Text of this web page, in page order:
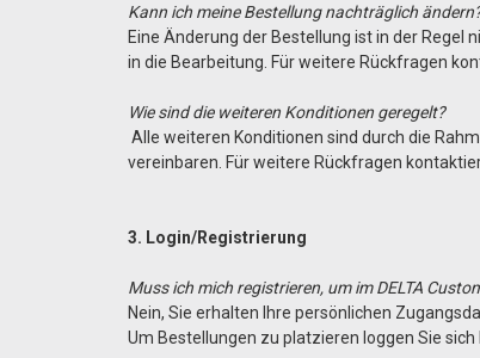
Kann ich meine Bestellung nachträglich
Eine Änderung der Bestellung ist in der
in die Bearbeitung. Für weitere Rückfragen
Wie sind die weiteren Konditionen geregelt?
Alle weiteren Konditionen sind durch die
vereinbaren. Für weitere Rückfragen
3. Login/Registrierung
Muss ich mich registrieren, um im DELTA
Nein, Sie erhalten Ihre persönlichen
Um Bestellungen zu platzieren loggen Sie